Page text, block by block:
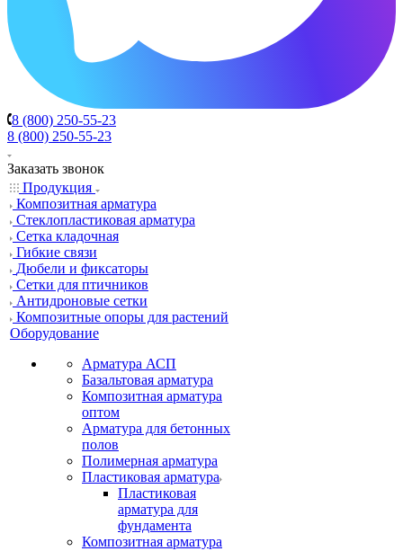
8 (800) 250-55-23
8 (800) 250-55-23
Заказать звонок
Продукция
Композитная арматура
Cтеклопластиковая арматура
Сетка кладочная
Гибкие связи
Дюбели и фиксаторы
Сетки для птичников
Антидроновые сетки
Композитные опоры для растений
Оборудование
Арматура АСП
Базальтовая арматура
Композитная арматура
оптом
Арматура для бетонных
полов
Полимерная арматура
Пластиковая арматура
Пластиковая
арматура для
фундамента
Композитная арматура